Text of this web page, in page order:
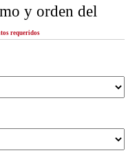
y orden del
requeridos